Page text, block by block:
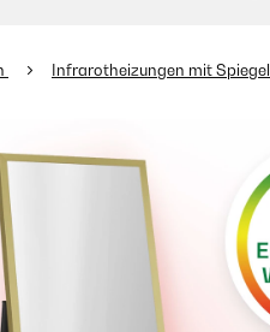
Infrarotheizungen mit Spiegel